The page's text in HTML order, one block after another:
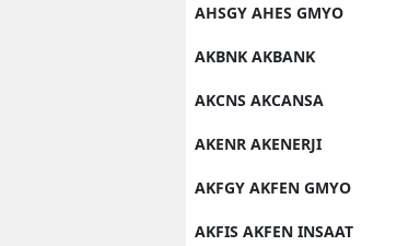
AHSGY AHES GMYO
AKBNK AKBANK
AKCNS AKCANSA
AKENR AKENERJI
AKFGY AKFEN GMYO
AKFIS AKFEN INSAAT